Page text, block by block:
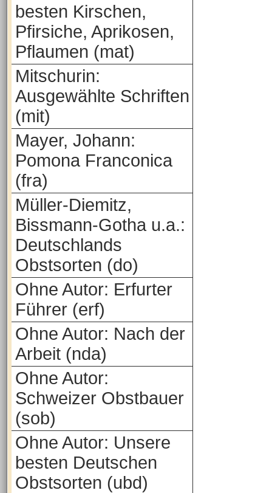
besten Kirschen,
Pfirsiche, Aprikosen,
Pflaumen (mat)
Mitschurin:
Ausgewählte Schriften
(mit)
Mayer, Johann:
Pomona Franconica
(fra)
Müller-Diemitz,
Bissmann-Gotha u.a.:
Deutschlands
Obstsorten (do)
Ohne Autor: Erfurter
Führer (erf)
Ohne Autor: Nach der
Arbeit (nda)
Ohne Autor:
Schweizer Obstbauer
(sob)
Ohne Autor: Unsere
besten Deutschen
Obstsorten (ubd)